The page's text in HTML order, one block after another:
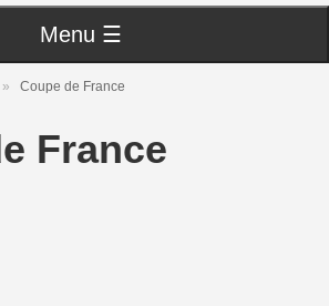
Menu ☰
» Coupe de France
France